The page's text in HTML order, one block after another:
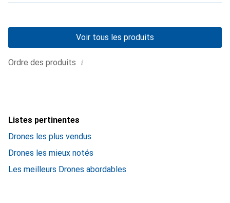
Ordre des produits i
Voir tous les produits
Listes pertinentes
Drones les plus vendus
Drones les mieux notés
Les meilleurs Drones abordables